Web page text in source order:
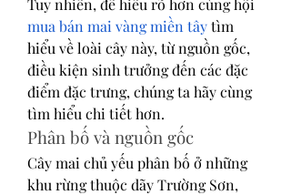
mua bán mai vàng miền tây tìm
hiểu về loài cây này, từ nguồn gốc,
điều kiện sinh trưởng đến các đặc
điểm đặc trưng, chúng ta hãy cùng
tìm hiểu chi tiết hơn.
Phân bố và nguồn gốc
Cây mai chủ yếu phân bố ở những
khu rừng thuộc dãy Trường Sơn,